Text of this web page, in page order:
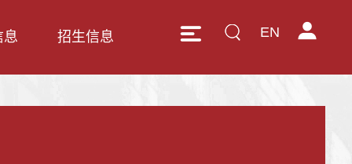
EN
息 招生信息